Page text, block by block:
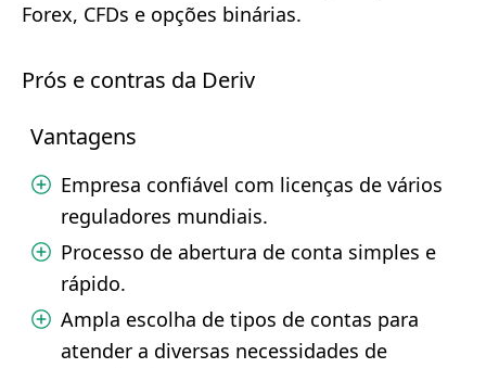
Forex, CFDs e opções binárias.
Prós e contras da Deriv
Vantagens
Empresa confiável com licenças de vários
reguladores mundiais.
Processo de abertura de conta simples e
rápido.
Ampla escolha de tipos de contas para
atender a diversas necessidades de